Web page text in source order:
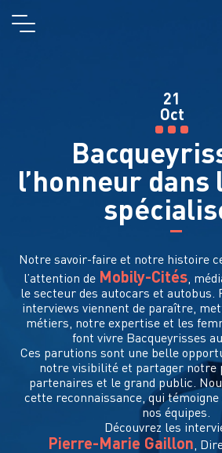
21
Oct
l’honneur dans
Notre savoir-faire et notre histoire
l’attention de Mobily-Cités,
le secteur des autocars et
interviews viennent de paraître,
métiers, notre expertise et les
font vivre Bacqueyrisses
Ces parutions sont une belle
notre visibilité et partager notre
partenaires et le grand public.
cette reconnaissance, qui témoigne
nos équipes.
Découvrez les
Pierre-Marie Gaillon,